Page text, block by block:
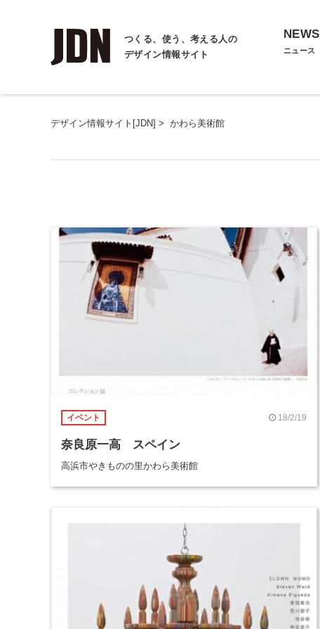
つくる、使う、考える人の
デザイン情報サイト
NEWS
ニュース
デザイン情報サイト[JDN] > かわら美術館
イベント 18/2/19
奈良原一高 スペイン
高浜市やきものの里かわら美術館